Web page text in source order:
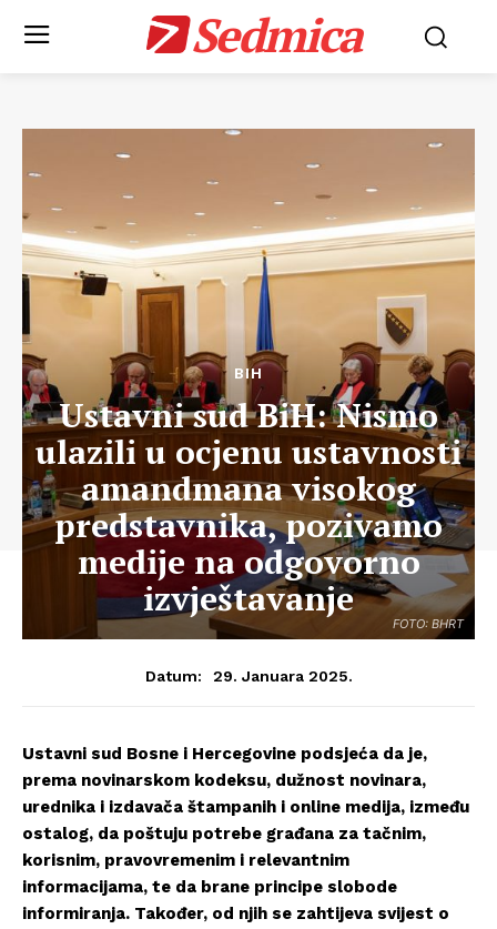
Sedmica
FOTO: BHRT
BIH
Ustavni sud BiH: Nismo
ulazili u ocjenu ustavnosti
amandmana visokog
predstavnika, pozivamo
medije na odgovorno
izvještavanje
Datum: 29. Januara 2025.
Ustavni sud Bosne i Hercegovine podsjeća da je,
prema novinarskom kodeksu, dužnost novinara,
urednika i izdavača štampanih i online medija, između
ostalog, da poštuju potrebe građana za tačnim,
korisnim, pravovremenim i relevantnim
informacijama, te da brane principe slobode
informiranja. Također, od njih se zahtijeva svijest o